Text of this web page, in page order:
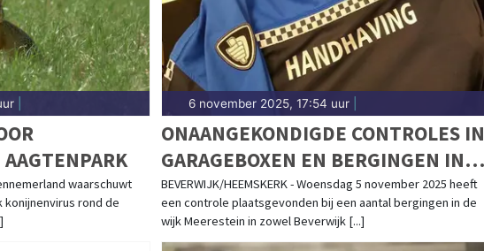
waarschuwt
rond de
6 november 2025, 17:54 uur|
ONAANGEKONDIGDE CONTROLES IN
GARAGEBOXEN EN BERGINGEN IN
BEVERWIJK EN HEEMSKERK
BEVERWIJK/HEEMSKERK - Woensdag 5 november 2025 heeft
een controle plaatsgevonden bij een aantal bergingen in de
wijk Meerestein in zowel Beverwijk [...]